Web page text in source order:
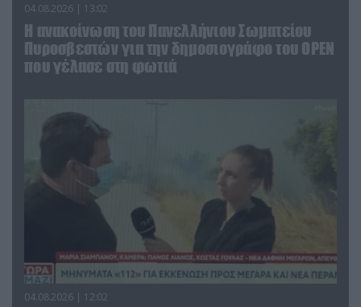
04.08.2026 | 13:02
Η ανακοίνωση του Πανελλήνιου Σωματείου
Πυροσβεστών για την δημοσιογράφο του OPEN
που γέλασε στη φωτιά
04.08.2026 | 12:02